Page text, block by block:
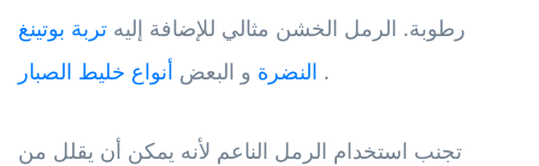
رطوبة. الرمل الخشن مثالي للإضافة إليه تربة بوتينغ
النضرة و البعض أنواع خليط الصبار .
تجنب استخدام الرمل الناعم لأنه يمكن أن يقلل من